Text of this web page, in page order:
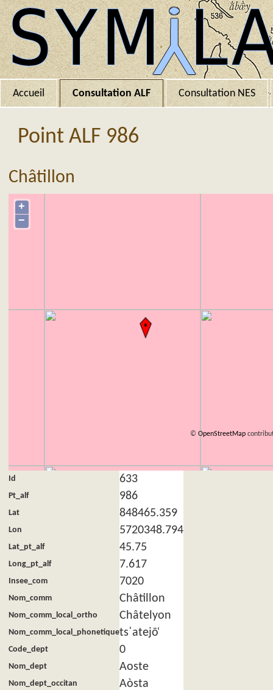
Accueil Consultation ALF Consultation NES
Point ALF 986
Châtillon
+
−
© OpenStreetMap
Id 633
Pt_alf 986
Lat 848465.359
Lon 5720348.794
Lat_pt_alf 45.75
Long_pt_alf 7.617
Insee_com 7020
Nom_comm Châtillon
Nom_comm_local_ortho Châtelyon
Nom_comm_local_phonetiquetsˈatejõ̜
Code_dept 0
Nom_dept Aoste
Nom_dept_occitan Aòsta